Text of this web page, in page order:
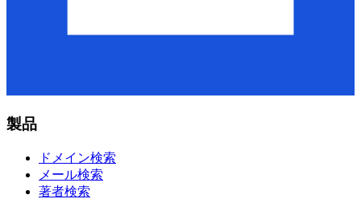
製品
ドメイン検索
メール検索
著者検索